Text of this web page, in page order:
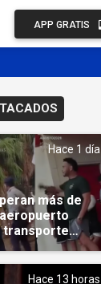
APP GRATIS
Hace 1 día
más de
transporte
Hace 13 horas